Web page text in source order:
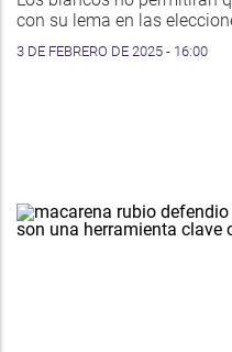
con su lema en las
3 DE FEBRERO DE 2025 - 16:00